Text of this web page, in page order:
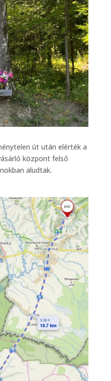
út után elérték a
központ felső
aludtak.